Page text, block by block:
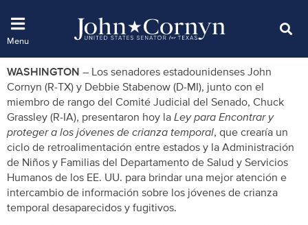
WASHINGTON – Los senadores estadounidenses John
Cornyn (R-TX) y Debbie Stabenow (D-MI), junto con el
miembro de rango del Comité Judicial del Senado, Chuck
Grassley (R-IA), presentaron hoy la Ley para Encontrar y
proteger a los jóvenes de crianza temporal, que crearía un
ciclo de retroalimentación entre estados y la Administración
de Niños y Familias del Departamento de Salud y Servicios
Humanos de los EE. UU. para brindar una mejor atención e
intercambio de información sobre los jóvenes de crianza
temporal desaparecidos y fugitivos.